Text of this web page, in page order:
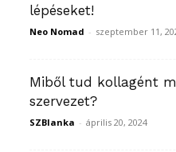
lépéseket!
Neo Nomad - szeptember 11,
Miből tud kollagént
szervezet?
SZBlanka - április 20, 2024